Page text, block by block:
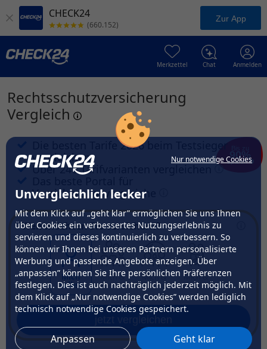
Nur notwendige Cookies
Unvergleichlich lecker
Mit dem Klick auf „geht klar” ermöglichen Sie uns Ihnen
über Cookies ein verbessertes Nutzungserlebnis zu
servieren und dieses kontinuierlich zu verbessern. So
können wir Ihnen bei unseren Partnern personalisierte
Werbung und passende Angebote anzeigen. Über
„anpassen” können Sie Ihre persönlichen Präferenzen
festlegen. Dies ist auch nachträglich jederzeit möglich. Mit
dem Klick auf „Nur notwendige Cookies” werden lediglich
technisch notwendige Cookies gespeichert.
Anpassen Geht klar
CHECK24
(660.152)
Zur App
Anmelden
Chat
Merkzettel
90%
sparen
Rechtsschutzversicherung
Vergleich
Die besten Tarife 2026 beim Testsieger
vergleichen
Über 240 Tarifvarianten vergleichen
Versicherungsvergleiche
Wen möchten Sie versichern?
Mich
selbst
Mich &
Familie
Mich &
Partner
Mich &
Kind(er)